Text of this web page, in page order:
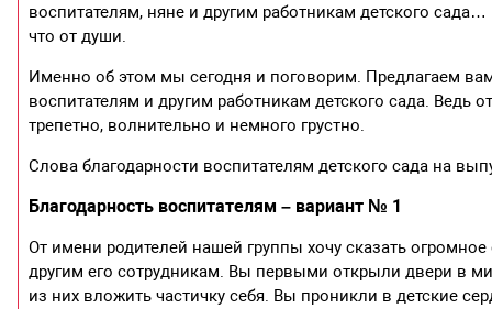
воспитателям, няне и другим работникам детского
что от души.
Именно об этом мы сегодня и поговорим. Предлагаем
воспитателям и другим работникам детского сада. Ведь
трепетно, волнительно и немного грустно.
Слова благодарности воспитателям детского сада на
Благодарность воспитателям – вариант № 1
От имени родителей нашей группы хочу сказать
другим его сотрудникам. Вы первыми открыли двери в
из них вложить частичку себя. Вы проникли в детские